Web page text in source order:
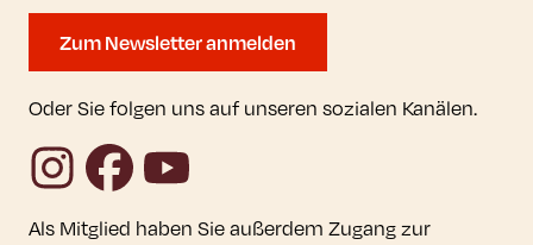
Zum Newsletter anmelden
Oder Sie folgen uns auf unseren sozialen Kanälen.
InstagramFacebookYouTube
Als Mitglied haben Sie außerdem Zugang zur